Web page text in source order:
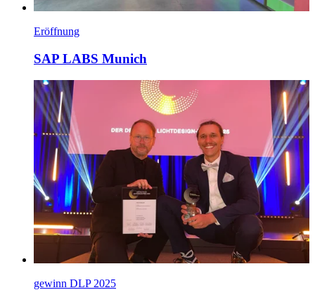
Eröffnung
SAP LABS Munich
gewinn DLP 2025